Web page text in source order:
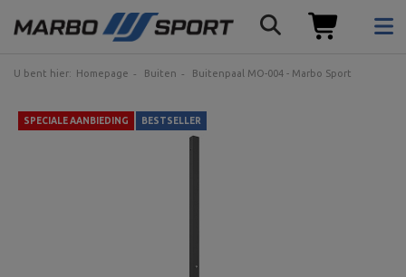
U bent hier: Homepage Buiten Buitenpaal MO-004 - Marbo Sport
SPECIALE AANBIEDING BESTSELLER